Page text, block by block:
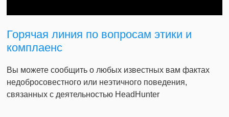
Горячая линия по вопросам этики и
комплаенс
Вы можете сообщить о любых известных вам фактах
недобросовестного или неэтичного поведения,
связанных с деятельностью HeadHunter